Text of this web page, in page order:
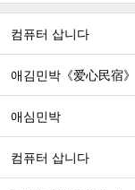
컴퓨터 삽니다
애김민박《爱心民宿》
애심민박
컴퓨터 삽니다